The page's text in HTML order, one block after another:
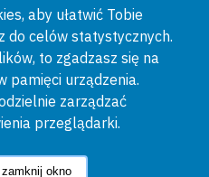
aby ułatwić Tobie
do celów statystycznych.
to zgadzasz się na
pamięci urządzenia.
zarządzać
przeglądarki.
okno